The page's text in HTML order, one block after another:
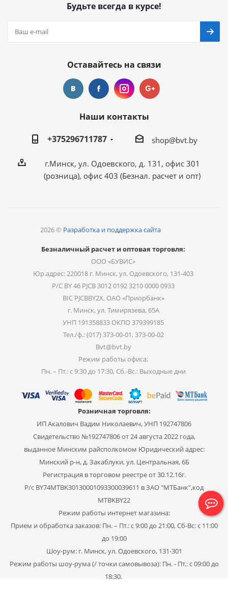
Будьте всегда в курсе!
Оставайтесь на связи
Наши контакты
+375296711787
shop@bvt.by
г.Минск, ул. Одоевского, д. 131, офис 301
(розница), офис 403 (Безнал. расчет и опт)
2026 © Разработка и поддержка сайта
Безналичный расчет и оптовая торговля:
ООО «БУВИС»
Юр.адрес: 220018 г. Минск, ул. Одоевского, 131-403
Р/С BY 46 PJCB 3012 0192 3210 0000 0933
BIC PJCBBY2X, ОАО «Приорбанк»
г. Минск, ул. Тимирязева, 65А
УНП 191358833 ОКПО 379399185
Тел./ф.: (017) 373-00-01, 373-00-02
Bvt@bvt.by
Режим работы офиса:
Пн. – Пт.: с 9:30 до 17:30, Сб.-Вс.: Выходные дни
Розничная торговля:
ИП Акалович Вадим Николаевич, УНП 192747806
Свидетельство №192747806 от 24 августа 2022 года,
выданное Минским райсполкомом Юридический адрес:
Минский р-н, д. Закаблуки, ул. Центральная, 6Б
Регистрация в торговом реестре от 30.12.16г.
Р/с BY74MTBK30130001093300039611 в ЗАО "МТБанк",код
MTBKBY22
Режим работы интернет магазина:
Прием и обработка заказов: Пн. – Пт.: с 9:00 до 21:00, Сб-Вс: с 11:00
до 19:00
Шоу-рум: г. Минск, ул. Одоевского, 131-301
Режим работы шоу-рума (/ точки самовывоза): Пн. - Пт.: с 09:00 до
18:30.